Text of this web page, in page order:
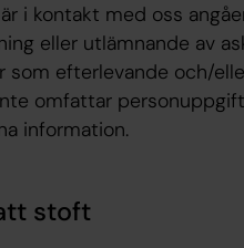
i kontakt med oss
eller utlämnande av
efterlevande och/
omfattar
information.
stoft